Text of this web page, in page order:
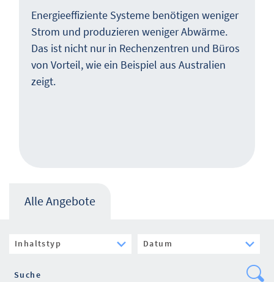
Energieeffiziente Systeme benötigen weniger
Strom und produzieren weniger Abwärme.
Das ist nicht nur in Rechenzentren und Büros
von Vorteil, wie ein Beispiel aus Australien
zeigt.
Alle Angebote